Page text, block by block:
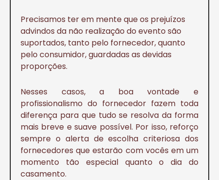
Precisamos ter em mente que os prejuízos
advindos da não realização do evento são
suportados, tanto pelo fornecedor, quanto
pelo consumidor, guardadas as devidas
proporções.
Nesses casos, a boa vontade e
profissionalismo do fornecedor fazem toda
diferença para que tudo se resolva da forma
mais breve e suave possível. Por isso, reforço
sempre o alerta de escolha criteriosa dos
fornecedores que estarão com vocês em um
momento tão especial quanto o dia do
casamento.